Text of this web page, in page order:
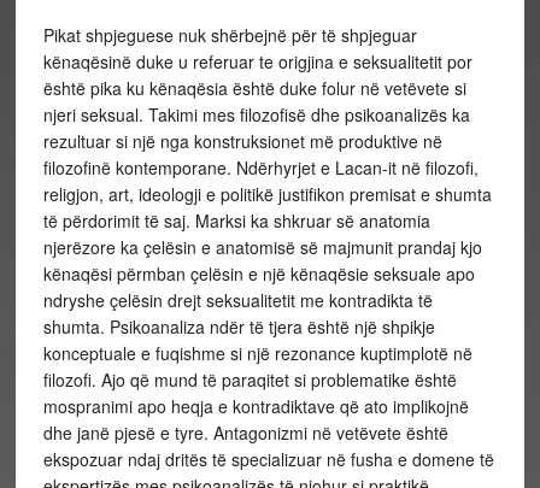
Pikat shpjeguese nuk shërbejnë për të shpjeguar kënaqësinë duke u referuar te origjina e seksualitetit por është pika ku kënaqësia është duke folur në vetëvete si njeri seksual. Takimi mes filozofisë dhe psikoanalizës ka rezultuar si një nga konstruksionet më produktive në filozofinë kontemporane. Ndërhyrjet e Lacan-it në filozofi, religjon, art, ideologji e politikë justifikon premisat e shumta të përdorimit të saj. Marksi ka shkruar së anatomia njerëzore ka çelësin e anatomisë së majmunit prandaj kjo kënaqësi përmban çelësin e një kënaqësie seksuale apo ndryshe çelësin drejt seksualitetit me kontradikta të shumta. Psikoanaliza ndër të tjera është një shpikje konceptuale e fuqishme si një rezonance kuptimplotë në filozofi. Ajo që mund të paraqitet si problematike është mospranimi apo heqja e kontradiktave që ato implikojnë dhe janë pjesë e tyre. Antagonizmi në vetëvete është ekspozuar ndaj dritës të specializuar në fusha e domene të ekspertizës mes psikoanalizës të njohur si praktikë terapeutike e cila tregohet nga Lacan-i si ekstravagance intelektuale dhe praktike. Ëndrrat, shakatë, forma e krijimet shpirtërore janë të gjitha manifestimet e subkoshiences. Lacan-i gjithashtu pëlqen të tregojë se si skandali më i madh i provokuar nga nocioni freudian i seksualitetit (lidhur me subkoshiencen) nuk ishte pluhuri i pretenduar, por fakti që “ishte aq intelektual” në këtë drejtim. Pra duke barazuar intelektualizmin dhe seksualitetin në një vijë të njëjtë. Nuk ka dyshim që Lacan-i: “Unë do të doja të them, për ata që janë duke më dëgjuar mua, se si ata mund të njohin psikoanalistët e këqij: me anë të fjalës ata përdorin për të zhvlerësuar të gjitha hulumtimet mbi teknikën dhe teorinë që nxit përvoja freudiane në përmasën e saj autentike. Kjo fjalë është ‘intelektualizem’…” Duke rizbuluar filozofinë e pastër dhe veçanërisht ontologjinë e angazhuar, ata që janë në prodhimin e ontologjive të reja, shihet pak interes në atë që duket më së miri si një teori rajonale që korrespondon me një praktikë të veçantë terapeutike. Seksi është zakonisht pyetje e lënë jashtë edhe në ndarjet më miqësore filozofike të Lacan-it dhe konceptet e tij. Ontologjia është diçka që Lacan-i e pa të lidhur me ligjërimin e zotit, duke luajtur në njëjësinë midis demiurgut dhe të qenurit. Reduktimi sistematik i nocionit të seksualitetit është vetë reduktimi i praktikave seksuale të ndryshme të konstituara si interkurs seksual dhe i rrethuar nga aludimi i detyrueshëm seksual, domethënë nga një oqean i gjerë i kuptimeve seksuale. Aktiviteti seksual i shfaqur ndaj Freud-it është i dyfishuar nga vetë impakti i saj dhe i vështirë ose ndryshe si hetim ontologjik. Shumë më shqetësues ishte teza gjithnjë problematike në lidhje me (ontologjikisht) pasigurinë e vetë seksualitetit. Alenka Zupančič referon përmes thirrjeve të epokës viktoriane se Seksi është i ndyrë, përgjigjja freudiane është së nuk është i ndyrë por është natyral dhe Alenka përgjigjet me një pyetje se çfarë është seksi? Lloji i interesit njerëzor filozofik i psikologjizuar është saktësisht ai zbulim i qëndrueshmërisë së seksit si faktor radikal i dis-orientimit. Ajo që Freud-i e quan seksuale nuk është ajo që na bën njeri në asnjë kuptimin e këtij termi, por është më tepër ajo që na bën subjekt, ose ndoshta më saktësisht, është njëlloj me lindjen e subjektit. Psikoanaliza saktësisht është pika ndoshta e habitshme që bën Frojdi që duket perspektive e terapeutike si e kundërt të cilën e kanë të përbashkët (ajo që pretendon se është përgjigjja seksuale çdo gjë, dhe ai që e largon seksin si të mbivlerësuar). Psikoanaliza e sheh pamundësinë e seksit të plotë në mungesë të të gjitha pengesave të jashtme, si një konstituese dhe pjesë përbërëse e seksualitetit, si e tillë subkoshiente. Në psikoanalizë (pothuajse) gjithçka ka kuptim seksual dhe që për ta kuptuar këtë është çelësi i shërimit psikologjik, thjeshtë duhet të mbahet mend se si Freud-i e konstituon teorinë e tij të seksit si konstitutivisht problematik. Ajo nuk është thjesht e zbuluar dhe deshifruar në kuptimi seksual “prapa” simptomave dhe formacioneve të ndryshme të pavetëdijes, përkundrazi, është e kundërta, ajo ndërtohet duke penguar “dështimin terapeutik” të zbulimit përfundimtar të kuptimit seksual. Hapësira për një hipotezë që kuptimi seksual aq bujarisht është i prodhuar nga pandërgjegjshmja ishte për të maskuar realitetin e një negativiteti themelor në punë, në seksualitet, për të nxjerrë efikasitetin e tij nga fakti se është vetë një mjet i kënaqësisë. Një nga detyrat kryesore të psikoanalizës është se duhet të çaktivizojë ngadalë por tërësisht rrugën e kësaj kënaqësie, për ta bërë atë të padobishme. Kjo është për të rivendosur seksin në dimensionin e saj të së vërtetës. Seksualiteti në thelb lidhet me domene të ndryshme të pjesshme me kënaqësinë e tyre, ajo nuk është e lindur, nuk është e bazuar në objekte dhe nuk është prokreative. Një pengesë e madhe e kësaj llogarie lineare e seksualitetit dhe zhvillimit të saj është se ajo lë tërësisht konceptin qendror të psikoanalizës, që është e pandërgjegjshmja. Përpjekja, mund të hyjë në këtë llogari vetëm si represioni i kryer seksual (përmbajtje ose aktivitet), jo si thelbësisht dhe konstitutivisht i lidhur me të. Ka diçka për seksualitetin që shfaqet vetëm si i shtypur, diçka që regjistrohet në realitet vetëm në forma e represionit (dhe jo si diçka që është e para dhe pastaj shtypet). Kjo diçka e bën seksualitetin “seksual” në kuptimin e fortë të fjalës. Kjo do të thotë se lidhja mes të pandërgjegjies dhe seksualitetit është se seksualiteti ka të bëjë me vetë qenien – e pavetëdijshme, në pasigurinë e saj ontologjike – na referon Alenka Z. Normativiteti kulturor (social, moral, fetar) e nxit të ashtuquajturën seksualitet natyror (marrëdhëniet heteroseksuale) dhe tenton të ndalojë ose të shtypë seksualitetin homogjen, e cila shihet si i çoroditur, asocial, që nuk i shërben qëllimit jashtë vetëvetes dhe rrjedhimisht mjetet e kontrollit i ikin individit dhe shoqërisë… Krishterimi zakonisht merret si shembull major që ndalon seksualitetin dhe promovon vetëm bashkimin riprodhues “i qëllimshëm”. (Lacan në pasazhin e mëposhtëm) ‘Krishti, edhe kur ringjallet nga të vdekurit, vlerësohet për trupin e tij dhe për të, trupi është mjeti me të cilin bashkimi në praninë e tij është inkorporimi. Ose, siç thotë Shën Agustini, seksualiteti nuk është mëkati origjinal (ky i fundit i referohet origjinës se paligjshmëria e çiftit kur merrnin fruta nga pema e dijes), por dënimi për ta dhe vend i përhershëm i tij. Pra, seksualiteti është mjaft problematik që të shihet si një dënim, një mallkim. Aspekti natyral i seksualitetit paraqitet në mënyrë dramatike por ka gabimet e saj sepse është i pasigurtë.’ Problemi nuk është thjesht se natyra është gjithmonë-tashmë kulturore, por më tepër se natyra mungon diçka në mënyrë që të jetë ajo që rritet nga vetëvetja dhe kultura nuk është diçka që e ndërmjetëson (me ndalimin e incestit kalojmë nga natyra në kulturë – Michel Foucault). Lidhja mes njohurisë dhe seksit nuk është e kufizuar në Bibel vetëm në skenën e mëkatit origjinal, por ka një insistim të mëtejshëm dhe të përsëritshëm. Idioma “njohuri në kuptimin biblik” që Bibla i referohet marrëdhënieve seksuale (si “njohja e tjetrit”) nuk është aspak e njëllojtë si eufemizmat e zakonshme për marrëdhëniet tjera si eufemizëm përshkrues. “Të njohësh tjetri në kuptimin biblik” është angazhimi në pikën ku Tjetrit i mungojnë njohuritë. Dhe nga perspektiva fetare, kjo mungesë te tjetri, shenja e munguar e marrëdhënies seksuale nuk është çështje e vogël. Pamja e trupave të zhveshur nuk është “e turpshme” për shkak të këtyre si të tillë, por për shkak të asaj që trupat e zhveshur nuk e përcjellin domethëniën e marrëdhënies seksuale. Normat (recetat normative të seksualitetit) shfaqen pikërisht në pikat e mungesës si përfaqësim. Normat mund të shihet si të marrë në vendin e imazhit që “nuk e ka parë kurrë” atë trup krejtësisht duke u mbështjellë rreth trupit të Tjetrit. Ky imazh është mbështetja fantazmagorike e normës. Është fantazi e mbështetur nga vendosja e normës dhe mbështetja e normës kthehet në fantazinë e marrëdhënies seksuale. Kur flasim për psikoanalizën dhe politikën sot janë dy qëndrime. E para është largimi i seksualitetit, mënjanimi i tij dhe ndjekja e koncepteve të tjera, të tilla si të ndaluara, kënaqësi e tepërt. Lacan-i hedh poshtë seksualitetin si diçka që ka vetëm një përkatësisë sekondare ose “rajonale” dhe leximi hedh poshtë politikën si diçka që është domosdoshmërisht patologjike. Koncepti Lacan-ian i seksit është ajo mënyrë në të cilën është duke punuar si një bllokim thelbësor i qenies, strukturimin e saj (si të qenurit). Çështja është se përtej të gjitha përmbajtjeve seksuale dhe praktikave seksuale nuk është një formë e pastër, por referohet në vend të mungesës së kësaj forme si ajo që kthen dhe përcakton hapësirën e seksit. Platoni shkoi aq larg sa të tregonte se edhe gjërat më të ulëtat, si balta dhe papastërtitë, kanë idetë e tyre përkatëse (esencat ideale), por çfarë lidhje me seksin? Përgjigja është negative sepse seksi do të vendoset “si më e ulët” në zinxhiri i qenies së baltës për ndonjë arsye tjetër. Alenka e vazhdon pasazhin me gjetjen e përgjigjes se seksi si një zgjidhje nuk duhet të merret si vetë-shpjeguese, si shpjegim për ndalimin “tradicional” kulturor të seksualitet, por tjetrër rrugë përreth. Kjo ndalesë duhet të shpjegohet me një ndërprerje ontologjike të përfshirë si seksuale në seksuale. Dikush mund të riafirmojë sloganin e mirënjohur “Seksualiteti është politikë” dhe i jep një kuptim të ri “Seksi është politik” në kuptimin që një politikë e vërtetë emancipuese që mund të mendohet vetëm në terrenin e një “ontologjie të çorieruar nga objektet”. Një ontologji që ndjek jo thjesht qenien e qenies, por realen që e përcjell dhe e informon. Megjithatë, “asgjëja” nuk është e natyrshme për të qenë dhe përbën çarjen e saj të pakalueshme, ajo regjistrohet si një pikë epistemologjike e veç